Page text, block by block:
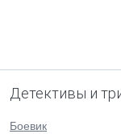
Детективы и
Боевик